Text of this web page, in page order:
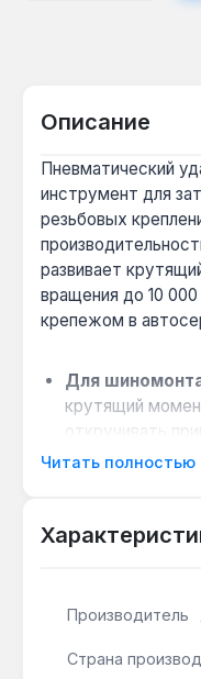
Описание
Пневматический
инструмент для
резьбовых
развивает
вращения до 10
крепежом в
Для
крутящий
откручивать
болты ходовой
условиях:длина
стандартных
Читать полностью
Производитель
Страна